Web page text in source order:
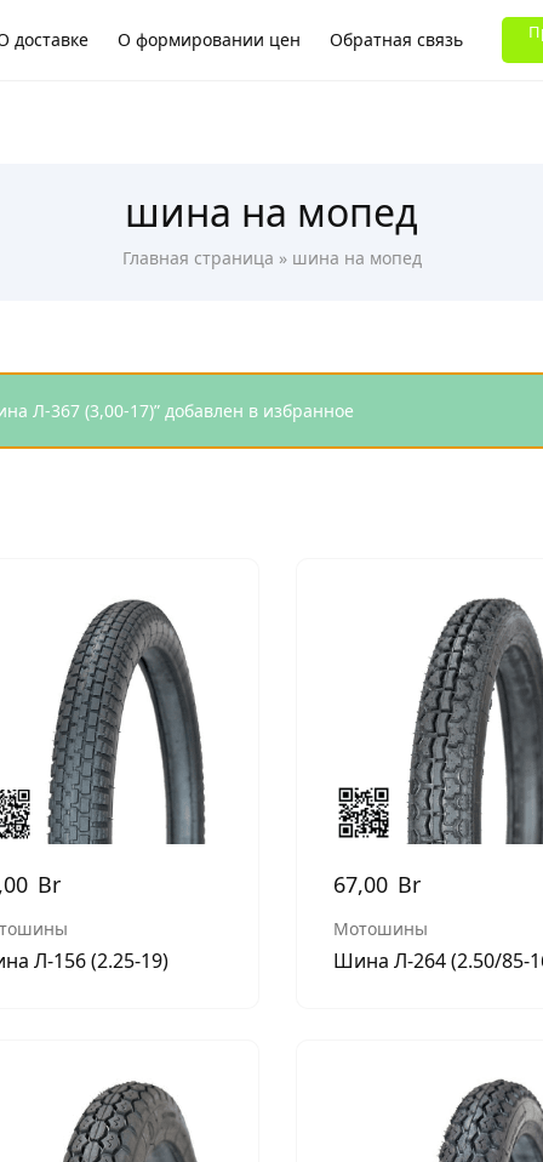
ПО ТЛФ:
доставке О формировании цен Обратная связь
Главная страница » шина на мопед
шина на мопед
Л-367 (3,00-17)” добавлен в избранное
Br
Л-156 (2.25-19)
67,00 Br
Мотошины
Шина Л-264 (2.50/85-